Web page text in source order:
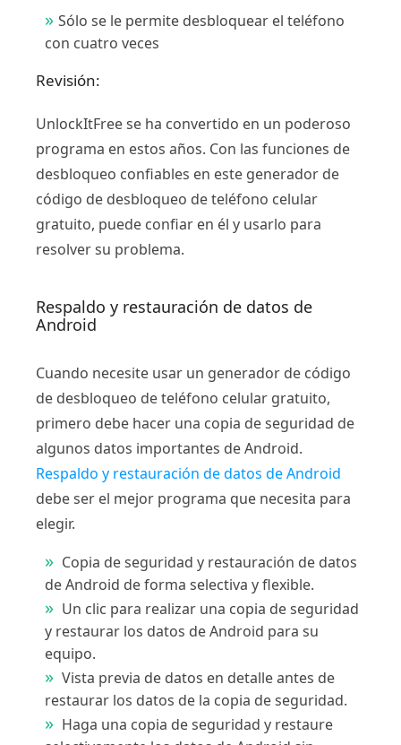
Sólo se le permite desbloquear el teléfono
con cuatro veces
Revisión:
UnlockItFree se ha convertido en un poderoso
programa en estos años. Con las funciones de
desbloqueo confiables en este generador de
código de desbloqueo de teléfono celular
gratuito, puede confiar en él y usarlo para
resolver su problema.
Respaldo y restauración de datos de
Android
Cuando necesite usar un generador de código
de desbloqueo de teléfono celular gratuito,
primero debe hacer una copia de seguridad de
algunos datos importantes de Android.
Respaldo y restauración de datos de Android
debe ser el mejor programa que necesita para
elegir.
Copia de seguridad y restauración de datos
de Android de forma selectiva y flexible.
Un clic para realizar una copia de seguridad
y restaurar los datos de Android para su
equipo.
Vista previa de datos en detalle antes de
restaurar los datos de la copia de seguridad.
Haga una copia de seguridad y restaure